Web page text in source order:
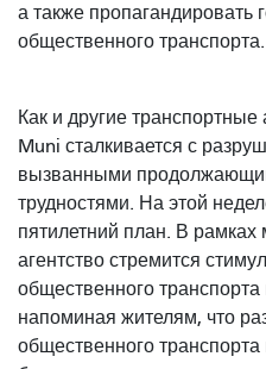
а также пропагандировать
общественного транспорта.
Как и другие транспортные
Muni сталкивается с
вызванными
трудностями. На этой
пятилетний план. В
агентство стремится
общественного
напоминая жителям, что
общественного